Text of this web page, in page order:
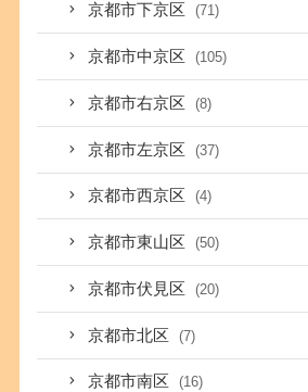
京都市下京区 (71)
京都市中京区 (105)
京都市右京区 (8)
京都市左京区 (37)
京都市西京区 (4)
京都市東山区 (50)
京都市伏見区 (20)
京都市北区 (7)
京都市南区 (16)